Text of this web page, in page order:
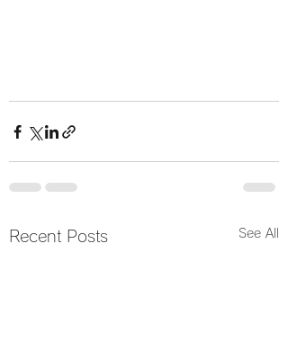
Recent Posts See All